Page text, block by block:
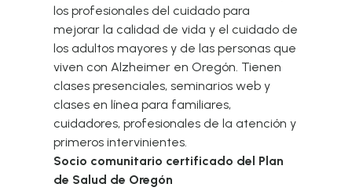
los profesionales del cuidado para
mejorar la calidad de vida y el cuidado de
los adultos mayores y de las personas que
viven con Alzheimer en Oregón. Tienen
clases presenciales, seminarios web y
clases en línea para familiares,
cuidadores, profesionales de la atención y
primeros intervinientes.
Socio comunitario certificado del Plan
de Salud de Oregón